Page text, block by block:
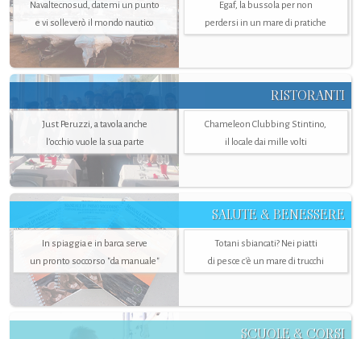
Navaltecnosud, datemi un punto
e vi solleverò il mondo nautico
Egaf, la bussola per non
perdersi in un mare di pratiche
RISTORANTI
Just Peruzzi, a tavola anche
l’occhio vuole la sua parte
Chameleon Clubbing Stintino,
il locale dai mille volti
SALUTE & BENESSERE
In spiaggia e in barca serve
un pronto soccorso "da manuale"
Totani sbiancati? Nei piatti
di pesce c'è un mare di trucchi
SCUOLE & CORSI